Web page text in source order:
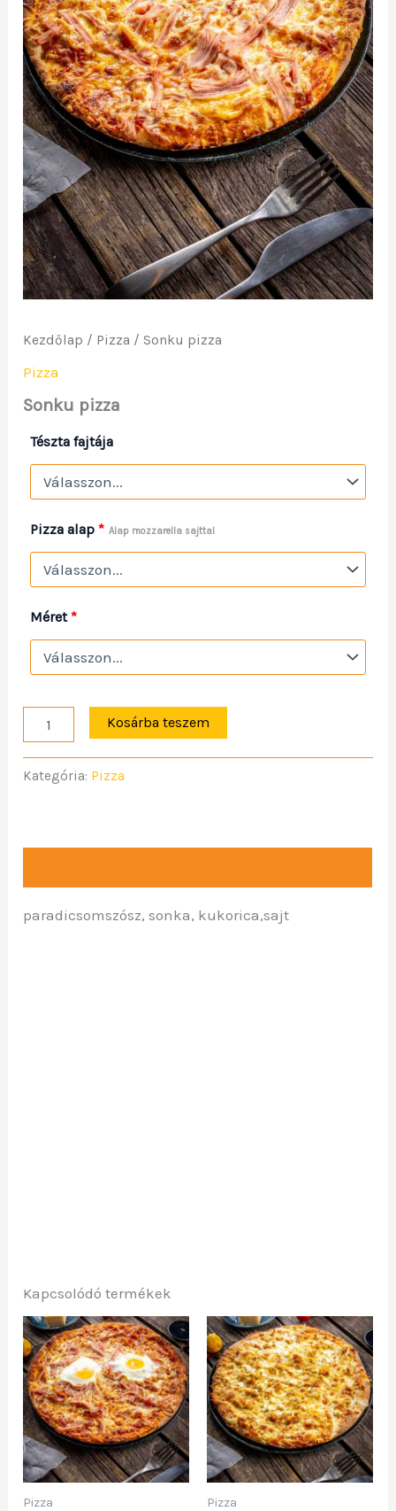
Kezdőlap / Pizza / Sonku pizza
Pizza
Sonku pizza
Tészta fajtája
Pizza alap * Alap mozzarella sajttal
Méret*
Kosárba teszem
Kategória: Pizza
paradicsomszósz, sonka, kukorica,sajt
Kapcsolódó termékek
Pizza Pizza